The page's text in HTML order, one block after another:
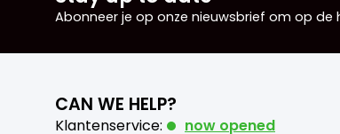
Abonneer je op onze nieuwsbrief om op de
CAN WE HELP?
Klantenservice: now opened